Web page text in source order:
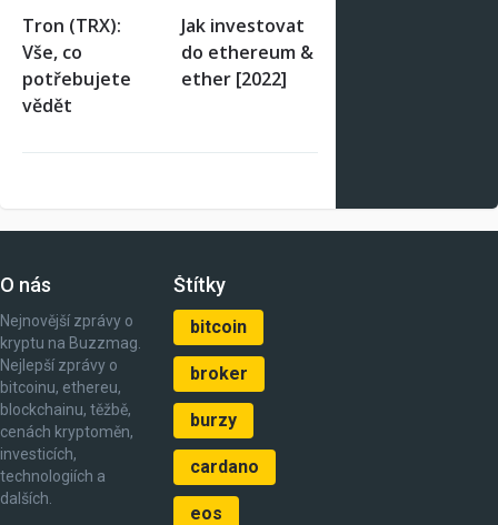
Tron (TRX):
Vše, co
potřebujete
vědět
Jak investovat
do ethereum &
ether [2022]
O nás
Nejnovější zprávy o
kryptu na Buzzmag.
Nejlepší zprávy o
bitcoinu, ethereu,
blockchainu, těžbě,
cenách kryptoměn,
investicích,
technologiích a
dalších.
Štítky
bitcoin
broker
burzy
cardano
eos